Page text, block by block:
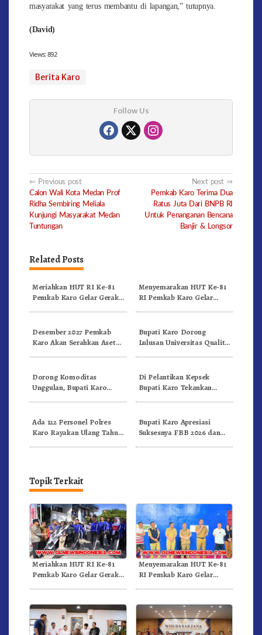
masyarakat yang terus membantu di lapangan,” tutupnya.
(David)
Views: 892
Berita Karo
Follow Us
Post
navigation
Previous post
Calon Wali Kota Medan Prof
Ridha Sembiring Meliala
Kunjungi Masyarakat Medan
Tuntungan
Next post
Pemkab Karo Terima Dua
Ratus Juta Dari BNPB RI
Untuk Penanganan Bencana
Banjir & Longsor
Related Posts
Meriahkan HUT RI Ke-81
Pemkab Karo Gelar Gerak
Menyemarakan HUT Ke-81
RI Pemkab Karo Gelar
Desember 2027 Pemkab
Karo Akan Serahkan Aset
Bupati Karo Dorong
Lulusan Universitas Quality
Dorong Komoditas
Unggulan, Bupati Karo
Di Pelantikan Kepsek
Bupati Karo Tekankan
Ada 122 Personel Polres
Karo Rayakan Ulang Tahun
Bupati Karo Apresiasi
Suksesnya FBB 2026 dan
Topik Terkait
Meriahkan HUT RI Ke-81
Pemkab Karo Gelar Gerak
Menyemarakan HUT Ke-81
RI Pemkab Karo Gelar